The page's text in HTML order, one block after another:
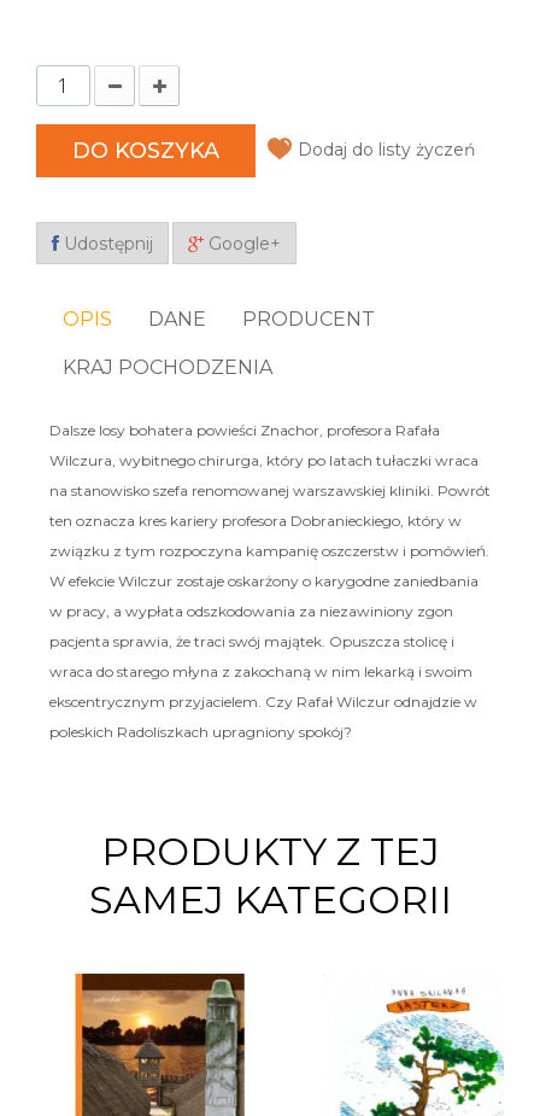
DO KOSZYKA Dodaj do listy życzeń
Udostępnij Google+
OPIS DANE PRODUCENT
KRAJ POCHODZENIA
Dalsze losy bohatera powieści Znachor, profesora Rafała
Wilczura, wybitnego chirurga, który po latach tułaczki wraca
na stanowisko szefa renomowanej warszawskiej kliniki. Powrót
ten oznacza kres kariery profesora Dobranieckiego, który w
związku z tym rozpoczyna kampanię oszczerstw i pomówień.
W efekcie Wilczur zostaje oskarżony o karygodne zaniedbania
w pracy, a wypłata odszkodowania za niezawiniony zgon
pacjenta sprawia, że traci swój majątek. Opuszcza stolicę i
wraca do starego młyna z zakochaną w nim lekarką i swoim
ekscentrycznym przyjacielem. Czy Rafał Wilczur odnajdzie w
poleskich Radoliszkach upragniony spokój?
PRODUKTY Z TEJ
SAMEJ KATEGORII